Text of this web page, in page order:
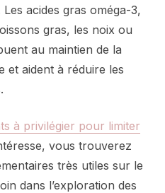
acides gras oméga-3,
gras, les noix ou
au maintien de la
et aident à réduire les
à privilégier pour limiter
vous trouverez
très utiles sur le
dans l’exploration des